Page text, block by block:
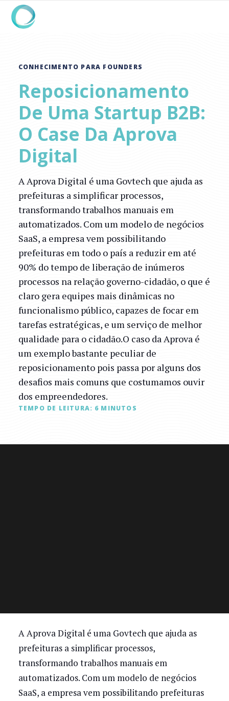
CONHECIMENTO PARA FOUNDERS
Reposicionamento
De Uma Startup B2B:
O Case Da Aprova
Digital
A Aprova Digital é uma Govtech que ajuda as
prefeituras a simplificar processos,
transformando trabalhos manuais em
automatizados. Com um modelo de negócios
SaaS, a empresa vem possibilitando
prefeituras em todo o país a reduzir em até
90% do tempo de liberação de inúmeros
processos na relação governo-cidadão, o que é
claro gera equipes mais dinâmicas no
funcionalismo público, capazes de focar em
tarefas estratégicas, e um serviço de melhor
qualidade para o cidadão.O caso da Aprova é
um exemplo bastante peculiar de
reposicionamento pois passa por alguns dos
desafios mais comuns que costumamos ouvir
dos empreendedores.
TEMPO DE LEITURA: 6 MINUTOS
A Aprova Digital é uma Govtech que ajuda as
prefeituras a simplificar processos,
transformando trabalhos manuais em
automatizados. Com um modelo de negócios
SaaS, a empresa vem possibilitando prefeituras